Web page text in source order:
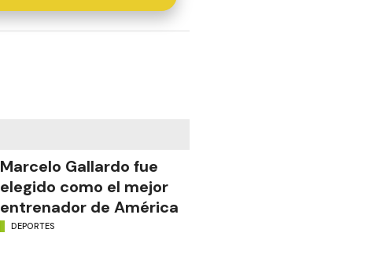
Marcelo Gallardo fue
elegido como el mejor
entrenador de América
DEPORTES